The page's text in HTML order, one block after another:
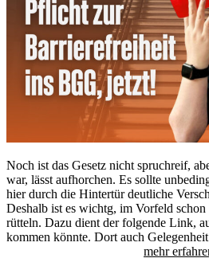
Noch ist das Gesetz nicht spruchreif,
war, lässt aufhorchen. Es sollte
hier durch die Hintertür deutliche
Deshalb ist es wichtg, im Vorfeld
rütteln. Dazu dient der folgende Link,
kommen könnte. Dort auch
mehr